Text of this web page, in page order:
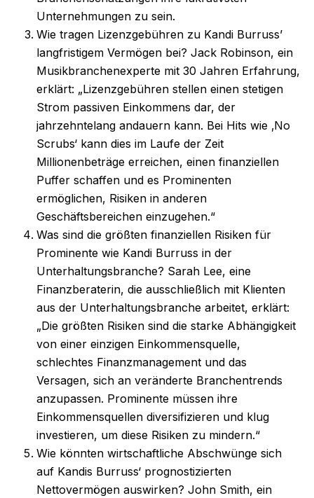
Unternehmungen zu sein.
Wie tragen Lizenzgebühren zu Kandi Burruss’
langfristigem Vermögen bei? Jack Robinson, ein
Musikbranchenexperte mit 30 Jahren Erfahrung,
erklärt: „Lizenzgebühren stellen einen stetigen
Strom passiven Einkommens dar, der
jahrzehntelang andauern kann. Bei Hits wie ‚No
Scrubs‘ kann dies im Laufe der Zeit
Millionenbeträge erreichen, einen finanziellen
Puffer schaffen und es Prominenten
ermöglichen, Risiken in anderen
Geschäftsbereichen einzugehen.“
Was sind die größten finanziellen Risiken für
Prominente wie Kandi Burruss in der
Unterhaltungsbranche? Sarah Lee, eine
Finanzberaterin, die ausschließlich mit Klienten
aus der Unterhaltungsbranche arbeitet, erklärt:
„Die größten Risiken sind die starke Abhängigkeit
von einer einzigen Einkommensquelle,
schlechtes Finanzmanagement und das
Versagen, sich an veränderte Branchentrends
anzupassen. Prominente müssen ihre
Einkommensquellen diversifizieren und klug
investieren, um diese Risiken zu mindern.“
Wie könnten wirtschaftliche Abschwünge sich
auf Kandis Burruss‘ prognostizierten
Nettovermögen auswirken? John Smith, ein